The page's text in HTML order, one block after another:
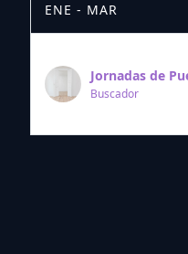
ENE - MAR
Jornadas de
Buscador